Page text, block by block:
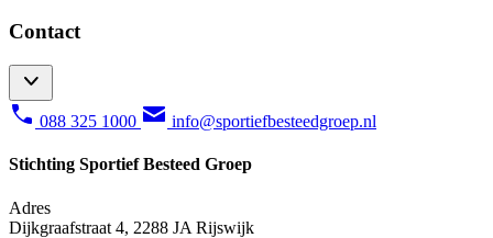
Contact
088 325 1000 info@sportiefbesteedgroep.nl
Stichting Sportief Besteed Groep
Adres
Dijkgraafstraat 4, 2288 JA Rijswijk